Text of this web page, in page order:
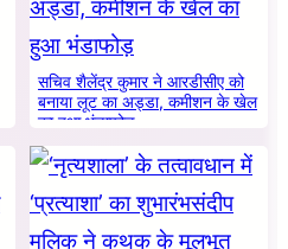
सचिव शैलेंद्र कुमार ने आरडीसीए को
बनाया लूट का अड्डा, कमीशन के खेल
का हुआ भंडाफोड़